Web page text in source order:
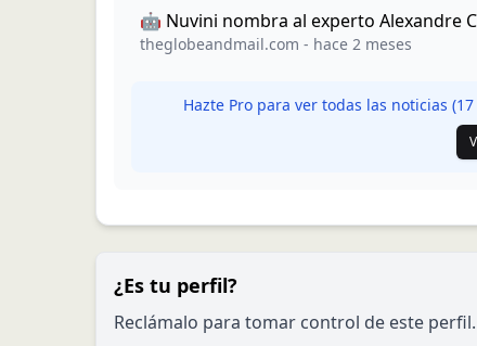
🤖 Nuvini nombra al experto Alexandre
theglobeandmail.com - hace 2 meses
Hazte Pro para ver todas las noticias (17
¿Es tu perfil?
Reclámalo para tomar control de este perfil.